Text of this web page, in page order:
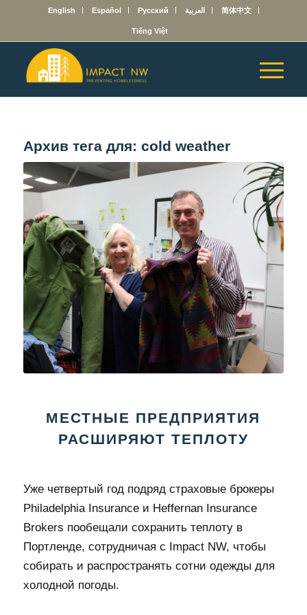
English Español Русский العربية 简体中文
Tiếng Việt
Архив тега для: cold weather
МЕСТНЫЕ ПРЕДПРИЯТИЯ
РАСШИРЯЮТ ТЕПЛОТУ
Уже четвертый год подряд страховые брокеры
Philadelphia Insurance и Heffernan Insurance
Brokers пообещали сохранить теплоту в
Портленде, сотрудничая с Impact NW, чтобы
собирать и распространять сотни одежды для
холодной погоды.